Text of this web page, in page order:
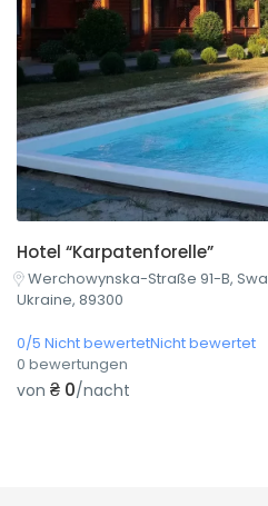
Hotel “Karpatenforelle”
Werchowynska-Straße 91-B,
Ukraine, 89300
0/5 Nicht bewertetNicht bewertet
0 bewertungen
von ₴ 0/nacht